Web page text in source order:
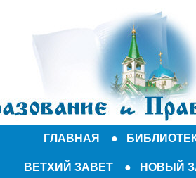
ГЛАВНАЯ ●
ВЕТХИЙ ЗАВЕТ ● НОВЫЙ